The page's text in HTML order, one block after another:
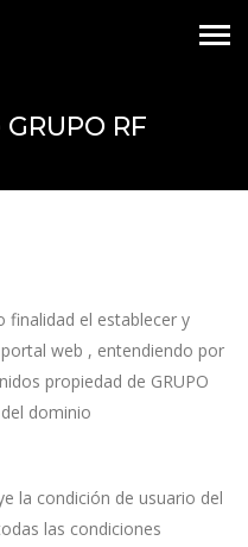
RF
finalidad el establecer y
web , entendiendo por
propiedad de GRUPO
dominio
la condición de usuario del
las condiciones